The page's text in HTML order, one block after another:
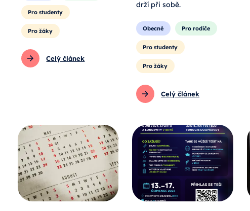
Pro studenty
Pro žáky
Celý článek
drží při sobě.
Obecné Pro rodiče
Pro studenty
Pro žáky
Celý článek